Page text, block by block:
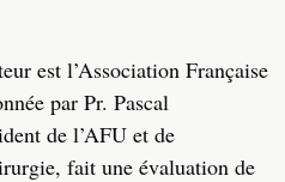
est l’Association Française
par Pr. Pascal
de l’AFU et de
fait une évaluation de